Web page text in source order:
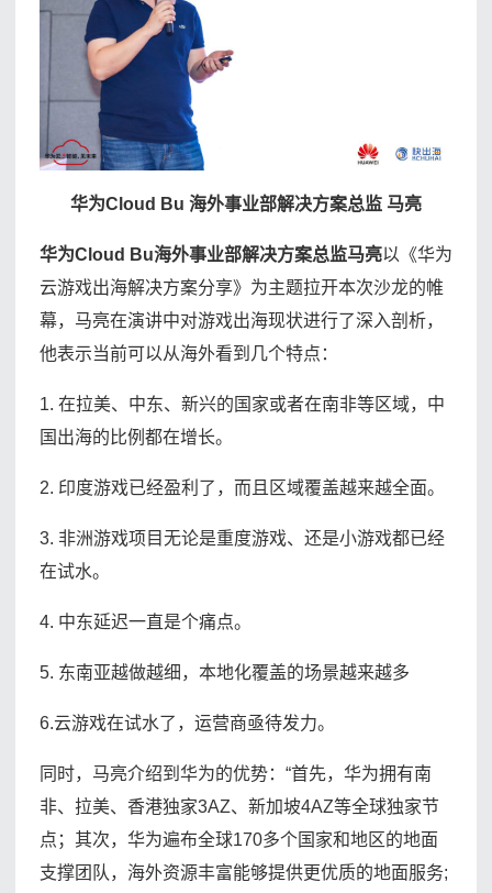
华为Cloud Bu 海外事业部解决方案总监 马亮
华为Cloud Bu海外事业部解决方案总监马亮以《华为
云游戏出海解决方案分享》为主题拉开本次沙龙的帷
幕，马亮在演讲中对游戏出海现状进行了深入剖析，
他表示当前可以从海外看到几个特点：
1. 在拉美、中东、新兴的国家或者在南非等区域，中
国出海的比例都在增长。
2. 印度游戏已经盈利了，而且区域覆盖越来越全面。
3. 非洲游戏项目无论是重度游戏、还是小游戏都已经
在试水。
4. 中东延迟一直是个痛点。
5. 东南亚越做越细，本地化覆盖的场景越来越多
6.云游戏在试水了，运营商亟待发力。
同时，马亮介绍到华为的优势：“首先，华为拥有南
非、拉美、香港独家3AZ、新加坡4AZ等全球独家节
点；其次，华为遍布全球170多个国家和地区的地面
支撑团队，海外资源丰富能够提供更优质的地面服务;